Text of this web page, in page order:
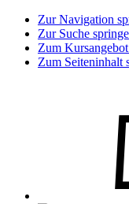
Zur Navigation
Zur Suche
Zum
Zum Seiteninhalt